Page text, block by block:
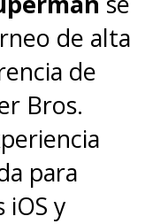
de alta
de
Bros.
para
iOS y